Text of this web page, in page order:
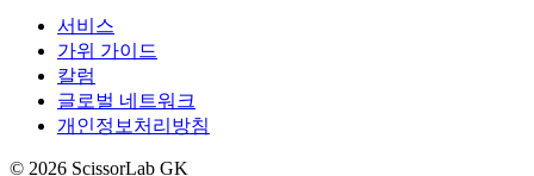
서비스
가위 가이드
칼럼
글로벌 네트워크
개인정보처리방침
© 2026 ScissorLab GK